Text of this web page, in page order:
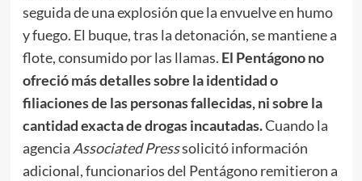
seguida de una explosión que la envuelve en humo
y fuego. El buque, tras la detonación, se mantiene a
flote, consumido por las llamas. El Pentágono no
ofreció más detalles sobre la identidad o
filiaciones de las personas fallecidas, ni sobre la
cantidad exacta de drogas incautadas.Cuando la
agenciaAssociated Presssolicitó información
adicional, funcionarios del Pentágono remitieron a